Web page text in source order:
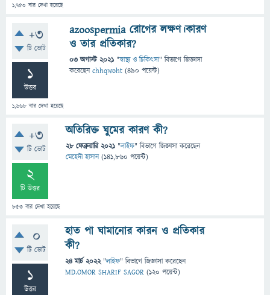
1,750 বার দেখা হয়েছে
+3
টি ভোট
1
উত্তর
1,668 বার দেখা হয়েছে
azoospermia রোগের লক্ষণ।কারণ
ও তার প্রতিকার?
03 অগাস্ট 2021 "স্বাস্থ্য ও চিকিৎসা" বিভাগে জিজ্ঞাসা
করেছেনchhqwoht (490 পয়েন্ট)
+3
টি ভোট
2
টি উত্তর
853 বার দেখা হয়েছে
অতিরিক্ত ঘুমের কারণ কী?
28 ফেব্রুয়ারি 2021 "লাইফ" বিভাগে জিজ্ঞাসাকরেছেন
মেহেদী হাসান (141,860 পয়েন্ট)
0
টি ভোট
1
উত্তর
হাত পা ঘামানোর কারন ও প্রতিকার
কী?
24 মার্চ 2022 "লাইফ" বিভাগে জিজ্ঞাসাকরেছেন
MD.OMOR SHARIF SAGOR (120 পয়েন্ট)